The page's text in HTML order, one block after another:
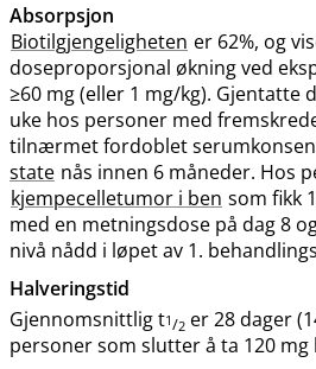
Absorpsjon
Biotilgjengeligheten er 62%, og
doseproporsjonal økning ved
≥60 mg (eller 1 mg​/​kg). Gjentatte
uke hos personer med
tilnærmet fordoblet
state nås innen 6 måneder. Hos
kjempecelletumor i ben som fikk
med en metningsdose på dag 8
nivå nådd i løpet av 1.
Halveringstid
Gjennomsnittlig t1/2 er 28 dager
personer som slutter å ta 120 mg